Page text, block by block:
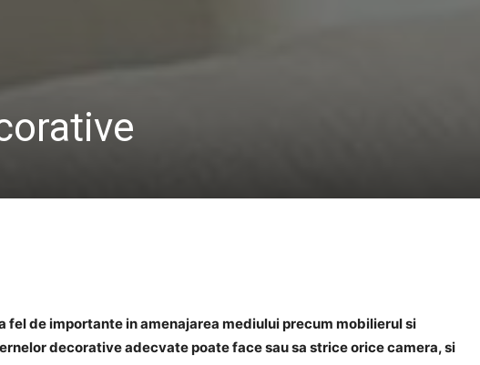
fel de importante in amenajarea mediului precum mobilierul si
decorative adecvate poate face sau sa strice orice camera, si